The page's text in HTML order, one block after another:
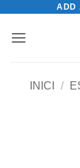
content
ADD
INICI /